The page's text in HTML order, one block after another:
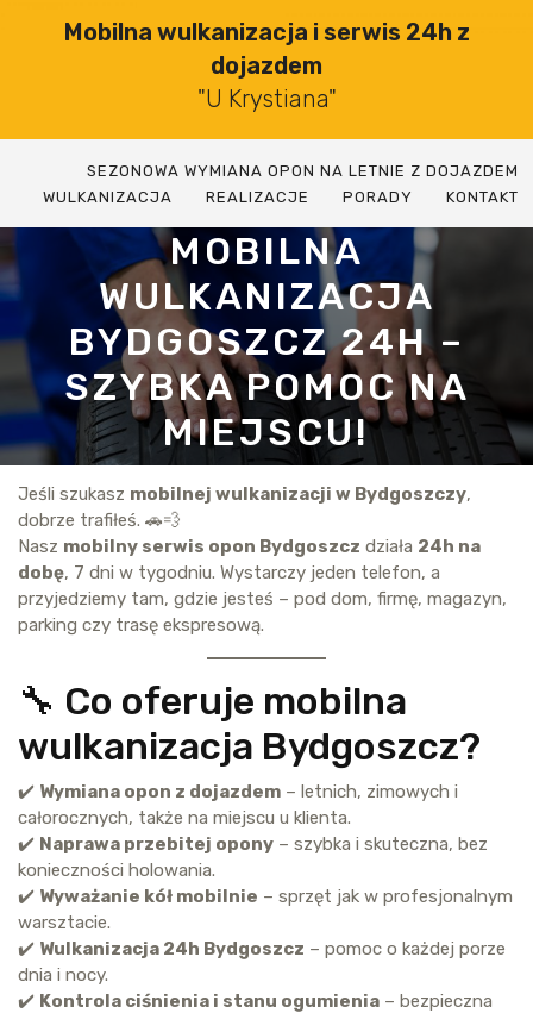
Mobilna wulkanizacja i serwis 24h z
dojazdem
"U Krystiana"
SEZONOWA WYMIANA OPON NA LETNIE Z DOJAZDEM
WULKANIZACJA
REALIZACJE PORADY KONTAKT
MOBILNA
WULKANIZACJA
BYDGOSZCZ 24H –
SZYBKA POMOC NA
MIEJSCU!
Jeśli szukasz mobilnej wulkanizacji w Bydgoszczy,
dobrze trafiłeś. 🚗💨
Nasz mobilny serwis opon Bydgoszcz działa 24h na
dobę, 7 dni w tygodniu. Wystarczy jeden telefon, a
przyjedziemy tam, gdzie jesteś – pod dom, firmę, magazyn,
parking czy trasę ekspresową.
🔧 Co oferuje mobilna
wulkanizacja Bydgoszcz?
✔️ Wymiana opon z dojazdem – letnich, zimowych i
całorocznych, także na miejscu u klienta.
✔️ Naprawa przebitej opony – szybka i skuteczna, bez
konieczności holowania.
✔️ Wyważanie kół mobilnie – sprzęt jak w profesjonalnym
warsztacie.
✔️ Wulkanizacja 24h Bydgoszcz – pomoc o każdej porze
dnia i nocy.
✔️ Kontrola ciśnienia i stanu ogumienia – bezpieczna